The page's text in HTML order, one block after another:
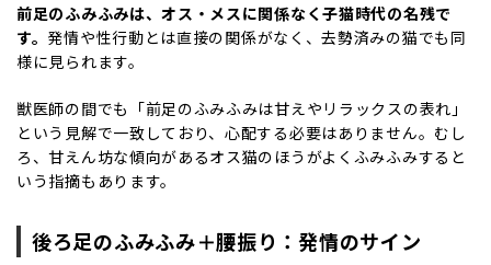
前足のふみふみは、オス・メスに関係なく子猫時代の名残で
す。 発情や性行動とは直接の関係がなく、去勢済みの猫でも同
様に見られます。
獣医師の間でも「前足のふみふみは甘えやリラックスの表れ」
という見解で一致しており、心配する必要はありません。むし
ろ、甘えん坊な傾向があるオス猫のほうがよくふみふみすると
いう指摘もあります。
後ろ足のふみふみ＋腰振り：発情のサイン